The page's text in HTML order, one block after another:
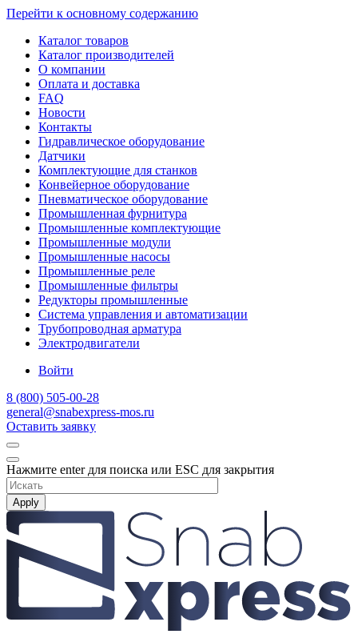
Перейти к основному содержанию
Каталог товаров
Каталог производителей
О компании
Оплата и доставка
FAQ
Новости
Контакты
Гидравлическое оборудование
Датчики
Комплектующие для станков
Конвейерное оборудование
Пневматическое оборудование
Промышленная фурнитура
Промышленные комплектующие
Промышленные модули
Промышленные насосы
Промышленные реле
Промышленные фильтры
Редукторы промышленные
Система управления и автоматизации
Трубопроводная арматура
Электродвигатели
Войти
8 (800) 505-00-28
general@snabexpress-mos.ru
Оставить заявку
Нажмите enter для поиска или ESC для закрытия
Apply